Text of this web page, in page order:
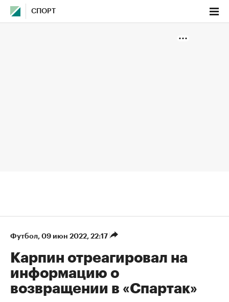
СПОРТ
Футбол⁠, 09 июн 2022, 22:17
Карпин отреагировал на
информацию о
возвращении в «Спартак»